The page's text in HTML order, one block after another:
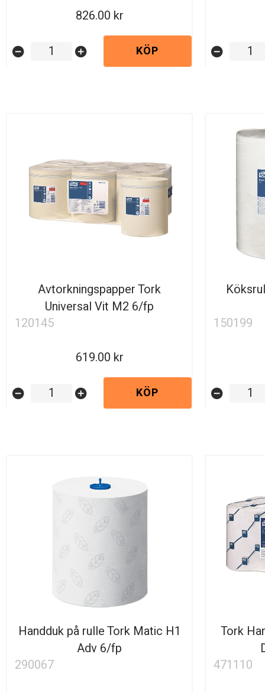
826.00
remove_circle add_circle KÖP remove_circle
Avtorkningspapper Tork
Universal Vit M2 6/fp
120145
619.00
remove_circle add_circle KÖP
150199
remove_circle
Handduk på rulle Tork Matic H1
Adv 6/fp
290067
Tork
471110